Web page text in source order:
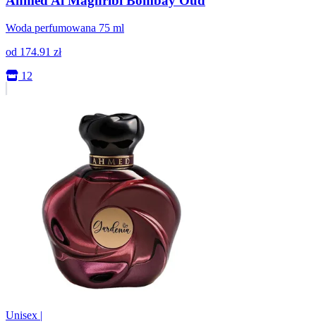
Woda perfumowana 75 ml
od 174.91 zł
12
Unisex |